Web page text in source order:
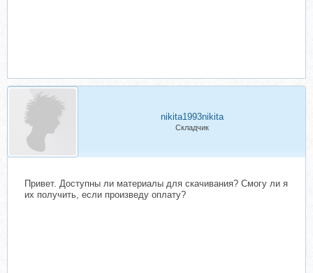
nikita1993nikita
Складчик
Привет. Доступны ли материалы для скачивания? Смогу ли я
их получить, если произведу оплату?